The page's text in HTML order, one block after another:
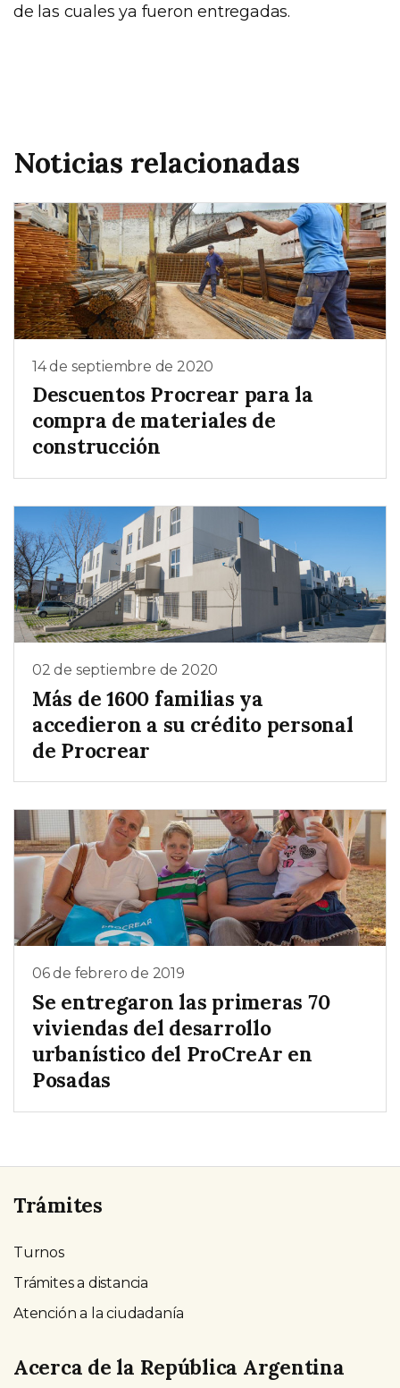
de las cuales ya fueron entregadas.
Noticias relacionadas
14 de septiembre de 2020
Descuentos Procrear para la
compra de materiales de
construcción
02 de septiembre de 2020
Más de 1600 familias ya
accedieron a su crédito personal
de Procrear
06 de febrero de 2019
Se entregaron las primeras 70
viviendas del desarrollo
urbanístico del ProCreAr en
Posadas
Trámites
Turnos
Trámites a distancia
Atención a la ciudadanía
Acerca de la República Argentina